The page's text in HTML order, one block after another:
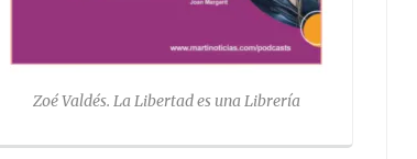
Zoé Valdés. La Libertad es una Librería